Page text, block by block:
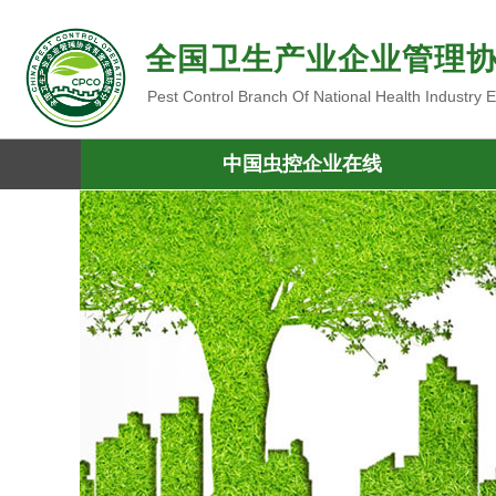
全国卫生产业企业管理
Pest Control Branch Of National Health Industry
中国虫控企业在线